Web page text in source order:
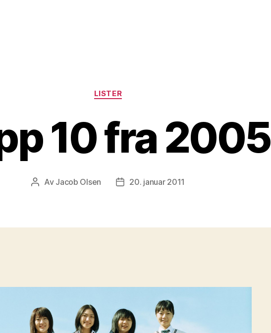
Kategorier
LISTER
10 fra 2005
Innleggsforfatter
Av Jacob Olsen Publiseringsdato
20. januar 2011